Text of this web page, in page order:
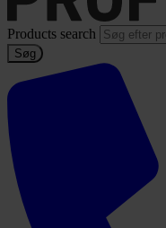
Products search
Søg